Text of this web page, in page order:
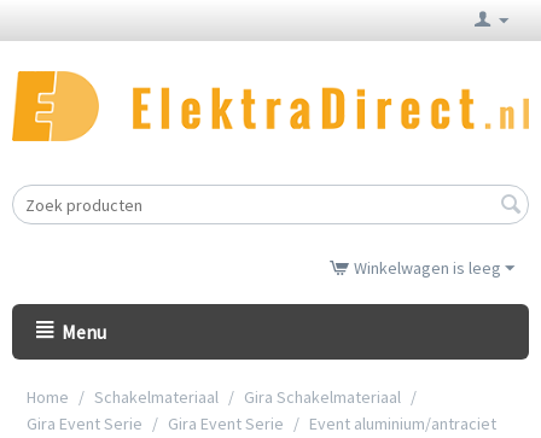
Winkelwagen is leeg
Menu
Home / Schakelmateriaal / Gira Schakelmateriaal /
Gira Event Serie / Gira Event Serie / Event aluminium/antraciet